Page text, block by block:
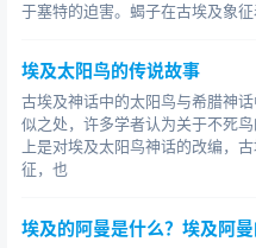
于塞特的迫害。蝎子在古埃及象
埃及太阳鸟的传说故事
古埃及神话中的太阳鸟与希腊神
似之处，许多学者认为关于不死
上是对埃及太阳鸟神话的改编，
征，也
埃及的阿曼是什么？埃及阿